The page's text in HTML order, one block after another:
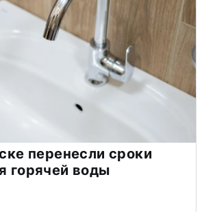
перенесли сроки
горячей воды